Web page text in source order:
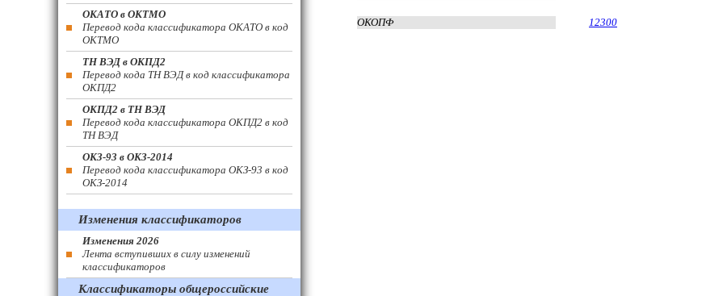
ОКОПФ 12300
ОКАТО в ОКТМО
Перевод кода классификатора ОКАТО в код
ОКТМО
ТН ВЭД в ОКПД2
Перевод кода ТН ВЭД в код классификатора
ОКПД2
ОКПД2 в ТН ВЭД
Перевод кода классификатора ОКПД2 в код
ТН ВЭД
ОКЗ-93 в ОКЗ-2014
Перевод кода классификатора ОКЗ-93 в код
ОКЗ-2014
Изменения классификаторов
Изменения 2026
Лента вступивших в силу изменений
классификаторов
Классификаторы общероссийские